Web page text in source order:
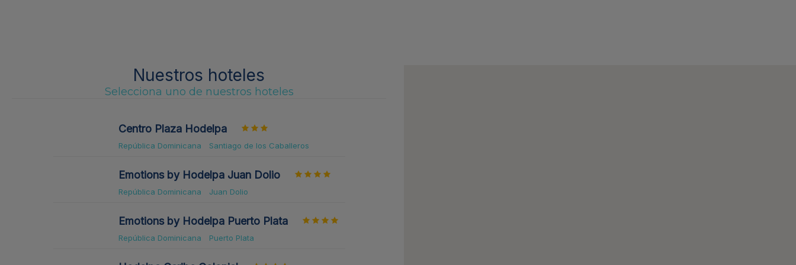
Nuestros hoteles
Selecciona uno de nuestros hoteles
Centro Plaza Hodelpa
República Dominicana Santiago de los Caballeros
Emotions by Hodelpa Juan Dolio
República Dominicana Juan Dolio
Emotions by Hodelpa Puerto Plata
República Dominicana Puerto Plata